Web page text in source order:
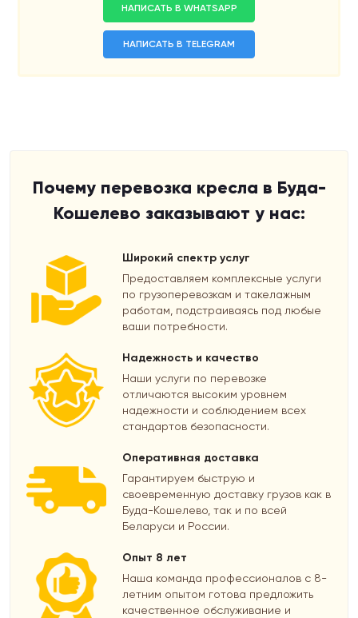
НАПИСАТЬ В WHATSAPP
НАПИСАТЬ В TELEGRAM
Почему перевозка кресла в Буда-
Кошелево заказывают у нас:
Широкий спектр услуг
Предоставляем комплексные услуги
по грузоперевозкам и такелажным
работам, подстраиваясь под любые
ваши потребности.
Надежность и качество
Наши услуги по перевозке
отличаются высоким уровнем
надежности и соблюдением всех
стандартов безопасности.
Оперативная доставка
Гарантируем быструю и
своевременную доставку грузов как в
Буда-Кошелево, так и по всей
Беларуси и России.
Опыт 8 лет
Наша команда профессионалов с 8-
летним опытом готова предложить
качественное обслуживание и